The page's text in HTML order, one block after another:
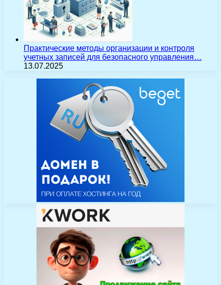
Практические методы организации и контроля
учетных записей для безопасного управления…
13.07.2025